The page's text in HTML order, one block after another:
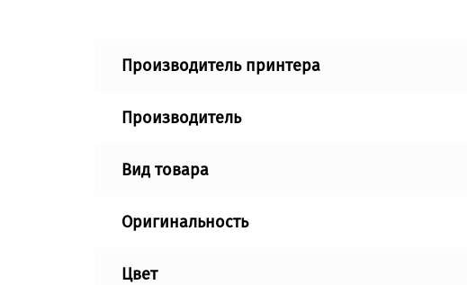
Производитель принтера
Производитель
Вид товара
Оригинальность
Цвет